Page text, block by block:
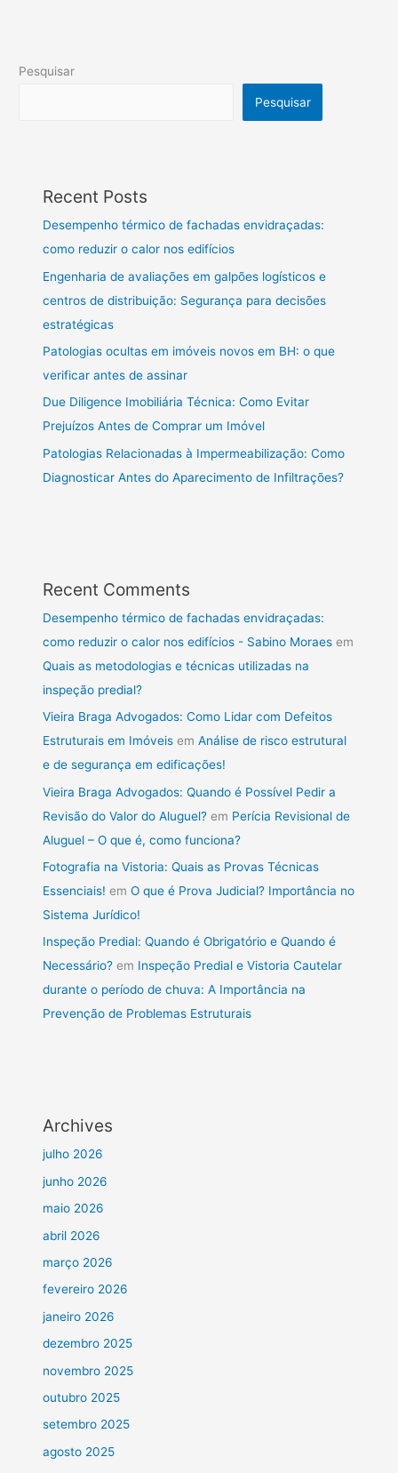
Pesquisar
Pesquisar
Recent Posts
Desempenho térmico de fachadas envidraçadas:
como reduzir o calor nos edifícios
Engenharia de avaliações em galpões logísticos e
centros de distribuição: Segurança para decisões
estratégicas
Patologias ocultas em imóveis novos em BH: o que
verificar antes de assinar
Due Diligence Imobiliária Técnica: Como Evitar
Prejuízos Antes de Comprar um Imóvel
Patologias Relacionadas à Impermeabilização: Como
Diagnosticar Antes do Aparecimento de Infiltrações?
Recent Comments
Desempenho térmico de fachadas envidraçadas:
como reduzir o calor nos edifícios - Sabino Moraes em
Quais as metodologias e técnicas utilizadas na
inspeção predial?
Vieira Braga Advogados: Como Lidar com Defeitos
Estruturais em Imóveis emAnálise de risco estrutural
e de segurança em edificações!
Vieira Braga Advogados: Quando é Possível Pedir a
Revisão do Valor do Aluguel? em Perícia Revisional de
Aluguel – O que é, como funciona?
Fotografia na Vistoria: Quais as Provas Técnicas
Essenciais! emO que é Prova Judicial? Importância no
Sistema Jurídico!
Inspeção Predial: Quando é Obrigatório e Quando é
Necessário? em Inspeção Predial e Vistoria Cautelar
durante o período de chuva: A Importância na
Prevenção de Problemas Estruturais
Archives
julho 2026
junho 2026
maio 2026
abril 2026
março 2026
fevereiro 2026
janeiro 2026
dezembro 2025
novembro 2025
outubro 2025
setembro 2025
agosto 2025